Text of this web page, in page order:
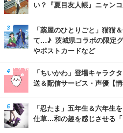
い？『夏目友人帳』ニャン
「薬屋のひとりごと」猫猫
て…♪ 茨城県コラボの限定
やポストカードなど
「ちいかわ」登場キャラク
送＆配信サービス・声優【情
「忍たま」五年生＆六年生
仕草…和の趣を感じさせる